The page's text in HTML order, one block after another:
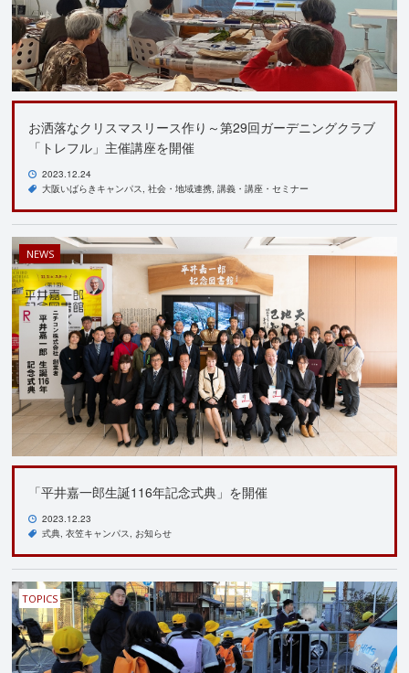
お洒落なクリスマスリース作り～第29回ガーデニングクラブ
「トレフル」主催講座を開催
2023.12.24
大阪いばらきキャンパス 社会・地域連携 講義・講座・セミナー
NEWS
「平井嘉一郎生誕116年記念式典」を開催
2023.12.23
式典 衣笠キャンパス お知らせ
TOPICS